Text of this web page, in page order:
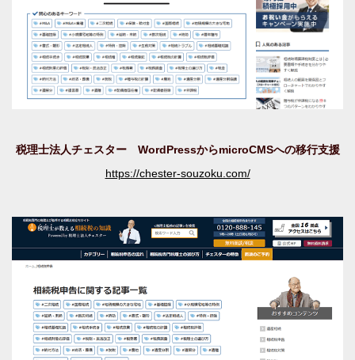
税理士法人チェスター WordPressからmicroCMSへの移行支援
https://chester-souzoku.com/